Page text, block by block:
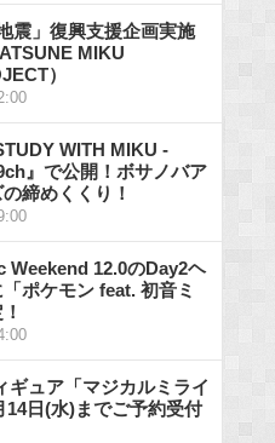
震」復興支援企画実施
MIKU
）
WITH MIKU -
』で公開！ボサノバア
締めくくり！
Weekend 12.0のDay2ヘ
ポケモン feat. 初音ミ
ギュア「マジカルミライ
14日(水)までご予約受付